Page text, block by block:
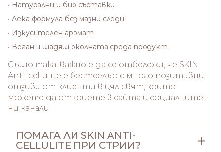
• Натурални и био съставки
• Лека формула без мазни следи
• Изкусителен аромат
• Веган и щадящ околната среда продукт
Също така, важно е да се отбележи, че SKIN
Anti-cellulite е бестселър с много позитивни
отзиви от клиенти в цял свят, които
можете да откриете в сайта и социалните
ни канали.
ПОМАГА ЛИ SKIN ANTI-
CELLULITE ПРИ СТРИИ?